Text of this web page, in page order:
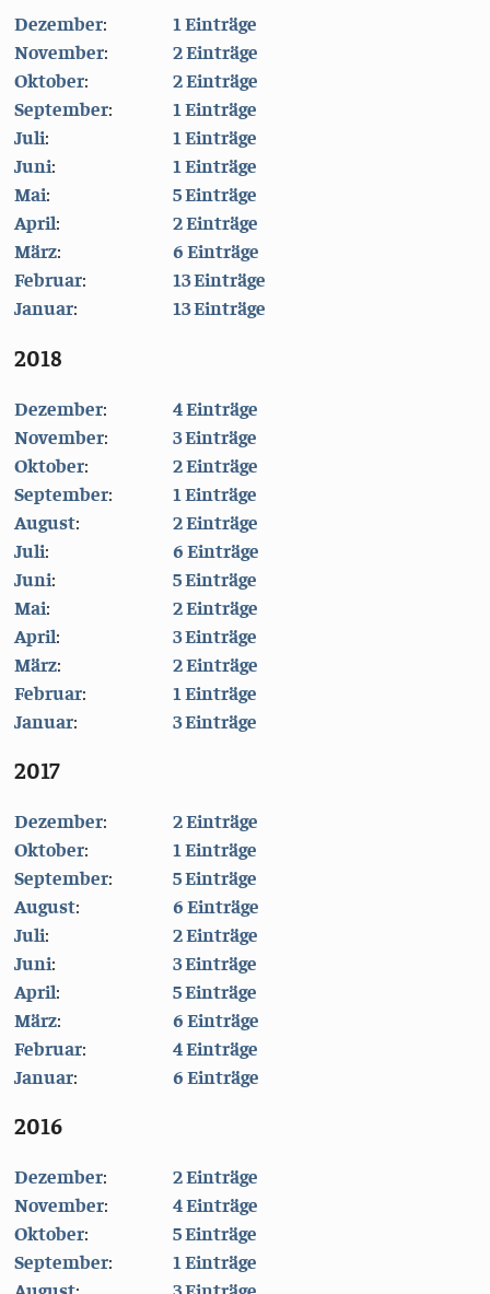
Dezember:
1 Einträge
November:
2 Einträge
Oktober:
2 Einträge
September:
1 Einträge
Juli:
1 Einträge
Juni:
1 Einträge
Mai:
5 Einträge
April:
2 Einträge
März:
6 Einträge
Februar:
13 Einträge
Januar: 13 Einträge
2018
Dezember:
4 Einträge
November:
3 Einträge
Oktober:
2 Einträge
September:
1 Einträge
August:
2 Einträge
Juli:
6 Einträge
Juni:
5 Einträge
Mai:
2 Einträge
April:
3 Einträge
März:
2 Einträge
Februar:
1 Einträge
Januar: 3 Einträge
2017
Dezember:
2 Einträge
Oktober:
1 Einträge
September:
5 Einträge
August:
6 Einträge
Juli:
2 Einträge
Juni:
3 Einträge
April:
5 Einträge
März:
6 Einträge
Februar:
4 Einträge
Januar: 6 Einträge
2016
Dezember:
2 Einträge
November:
4 Einträge
Oktober:
5 Einträge
September:
1 Einträge